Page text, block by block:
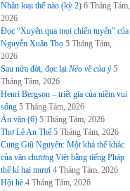
Nhân loại thế nào (kỳ 2) 6 Tháng Tám,
2026
Đọc “Xuyên qua mọi chiến tuyến” của
Nguyễn Xuân Thọ 5 Tháng Tám,
2026
Sau nửa đời, đọc lại Nẻo về của ý 5
Tháng Tám, 2026
Henri Bergson – triết gia của niềm vui
sống 5 Tháng Tám, 2026
Án văn (6) 5 Tháng Tám, 2026
Thơ Lê An Thế 5 Tháng Tám, 2026
Cung Giũ Nguyên: Một khả thể khác
của văn chương Việt bằng tiếng Pháp
thế kỉ hai mươi 4 Tháng Tám, 2026
Hội hè 4 Tháng Tám, 2026